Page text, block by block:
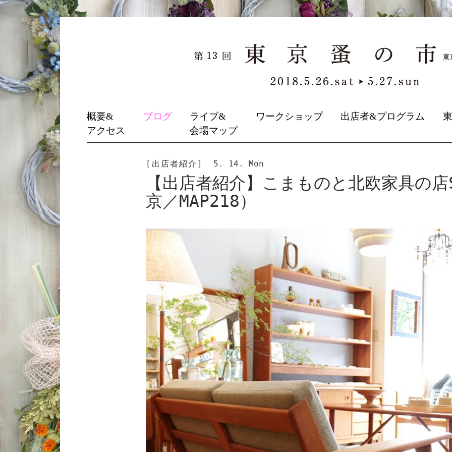
TO
CONTENT
概要&
アクセス
ブログ
ライブ&
会場マップ
ワークショップ 出店者&プログラム
[出店者紹介] 5. 14. Mon
【出店者紹介】こまものと北欧家具の
京／MAP218）